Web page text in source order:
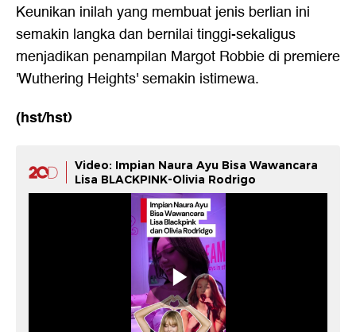
Keunikan inilah yang membuat jenis berlian ini
semakin langka dan bernilai tinggi-sekaligus
menjadikan penampilan Margot Robbie di premiere
'Wuthering Heights' semakin istimewa.
(hst/hst)
Video: Impian Naura Ayu Bisa Wawancara
Lisa BLACKPINK-Olivia Rodrigo